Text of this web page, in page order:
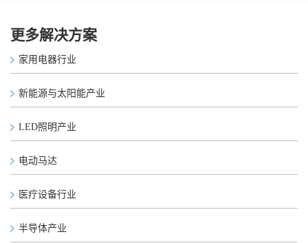
更多解决方案
家用电器行业
新能源与太阳能产业
LED照明产业
电动马达
医疗设备行业
半导体产业